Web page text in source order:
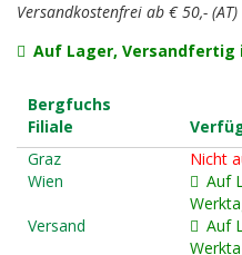
Versandkostenfrei ab € 50,- (AT)
Auf Lager, Versandfertig
Bergfuchs
Filiale
Graz
Nicht
Wien
Auf
Versand
Auf